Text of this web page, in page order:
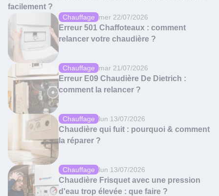
facilement ?
Chauffage mer 22/07/2026
Erreur 501 Chaffoteaux : comment
relancer votre chaudière ?
Chauffage mar 21/07/2026
Erreur E09 Chaudière De Dietrich :
comment la relancer ?
Chauffage lun 13/07/2026
Chaudière qui fuit : pourquoi & comment
la réparer ?
Chauffage lun 13/07/2026
Chaudière Frisquet avec une pression
d'eau trop élevée : que faire ?